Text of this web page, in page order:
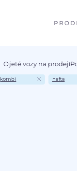
Ojeté vozy na prodejI
kombi nafta